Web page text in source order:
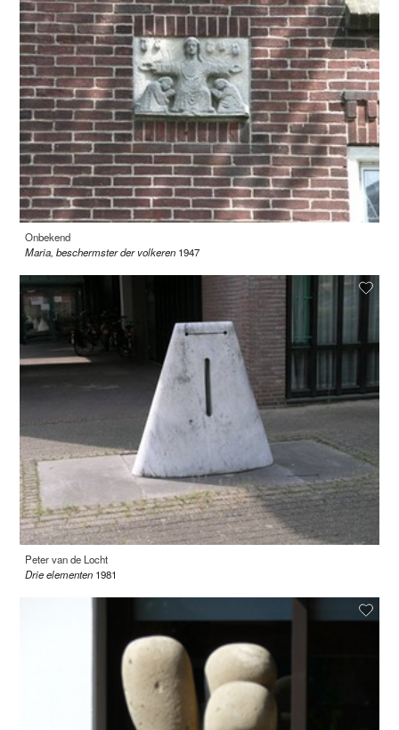
Onbekend
Maria, beschermster der volkeren 1947
Peter van de Locht
Drie elementen 1981